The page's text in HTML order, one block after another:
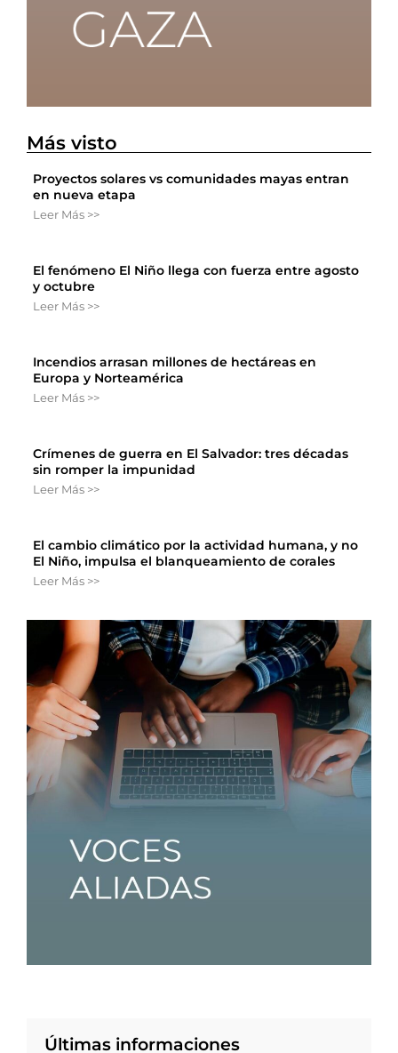
Más visto
Proyectos solares vs comunidades mayas entran
en nueva etapa
Leer Más >>
El fenómeno El Niño llega con fuerza entre agosto
y octubre
Leer Más >>
Incendios arrasan millones de hectáreas en
Europa y Norteamérica
Leer Más >>
Crímenes de guerra en El Salvador: tres décadas
sin romper la impunidad
Leer Más >>
El cambio climático por la actividad humana, y no
El Niño, impulsa el blanqueamiento de corales
Leer Más >>
Últimas informaciones